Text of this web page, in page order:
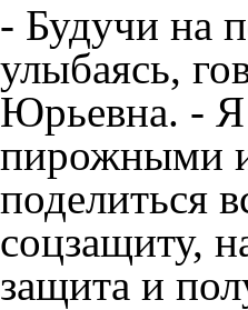
- Будучи на
улыбаясь,
Юрьевна. - Я
пирожными и
поделиться
соцзащиту,
защита и